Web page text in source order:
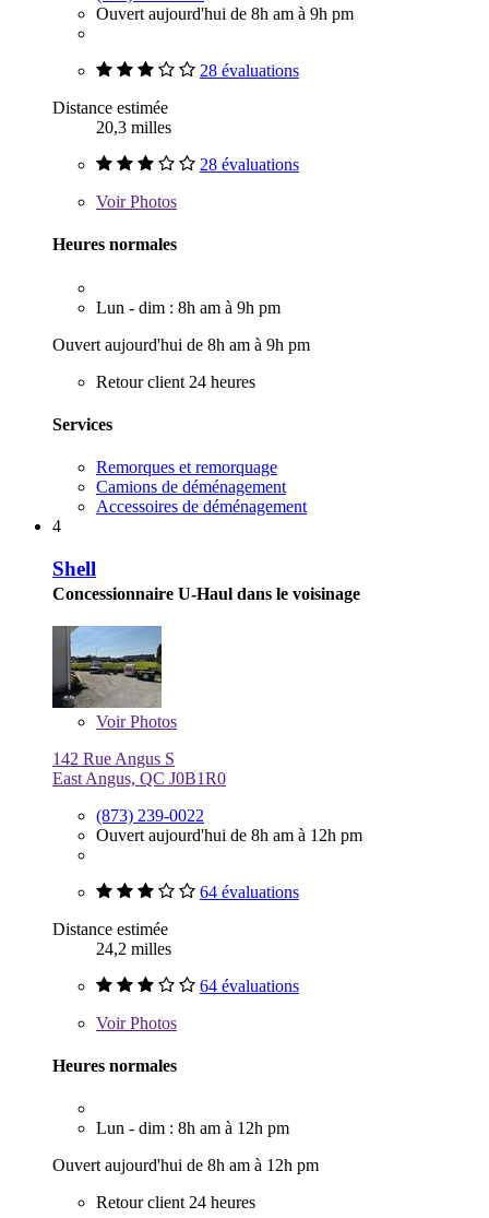
Ouvert aujourd'hui de 8h am à 9h pm
28 évaluations
Distance estimée
20,3 milles
28 évaluations
VoirPhotos
Heures normales
Lun - dim : 8h am à 9h pm
Ouvert aujourd'hui de 8h am à 9h pm
Retour client 24 heures
Services
Remorques et remorquage
Camions de déménagement
Accessoires de déménagement
4
Shell
Concessionnaire U-Haul dans le voisinage
VoirPhotos
142 Rue Angus S
East Angus, QC J0B1R0
(873) 239-0022
Ouvert aujourd'hui de 8h am à 12h pm
64 évaluations
Distance estimée
24,2 milles
64 évaluations
VoirPhotos
Heures normales
Lun - dim : 8h am à 12h pm
Ouvert aujourd'hui de 8h am à 12h pm
Retour client 24 heures